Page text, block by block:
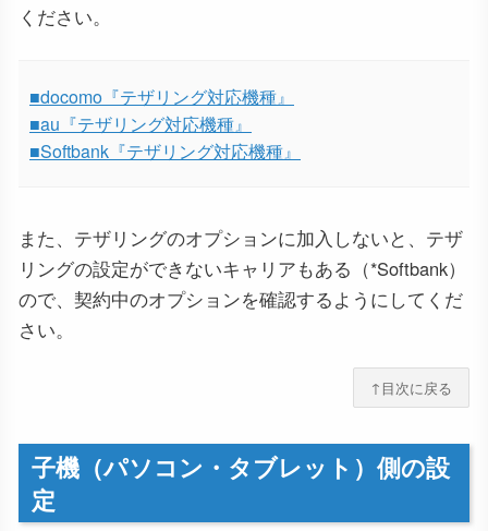
ください。
■docomo『テザリング対応機種』
■au『テザリング対応機種』
■Softbank『テザリング対応機種』
また、テザリングのオプションに加入しないと、テザ
リングの設定ができないキャリアもある（*Softbank）
ので、契約中のオプションを確認するようにしてくだ
さい。
↑目次に戻る
子機（パソコン・タブレット）側の設
定